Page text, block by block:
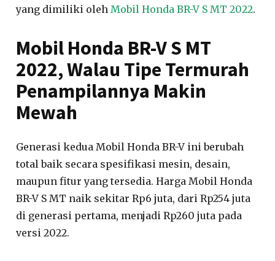
yang dimiliki oleh Mobil Honda BR-V S MT 2022.
Mobil Honda BR-V S MT
2022, Walau Tipe Termurah
Penampilannya Makin
Mewah
Generasi kedua Mobil Honda BR-V ini berubah
total baik secara spesifikasi mesin, desain,
maupun fitur yang tersedia. Harga Mobil Honda
BR-V S MT naik sekitar Rp6 juta, dari Rp254 juta
di generasi pertama, menjadi Rp260 juta pada
versi 2022.